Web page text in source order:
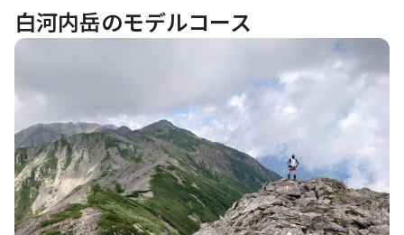
白河内岳のモデルコース